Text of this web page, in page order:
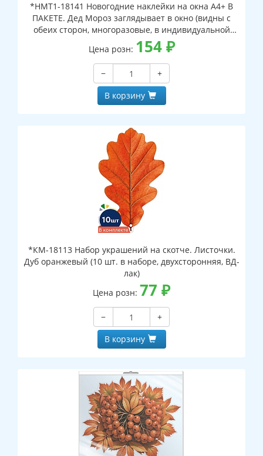
*НМТ1-18141 Новогодние наклейки на окна А4+ В
ПАКЕТЕ. Дед Мороз заглядывает в окно (видны с
обеих сторон, многоразовые, в индивидуальной
упаковке, с европодвесом и клеевым клапаном)
Цена розн: 154₽
−
+
В корзину
*КМ-18113 Набор украшений на скотче. Листочки.
Дуб оранжевый (10 шт. в наборе, двухсторонняя, ВД-
лак)
Цена розн: 77 ₽
−
+
В корзину